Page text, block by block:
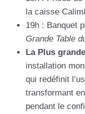
la caisse
19h : Banquet
Grande Table
La Plus
installation
qui redéfinit
transformant
pendant le